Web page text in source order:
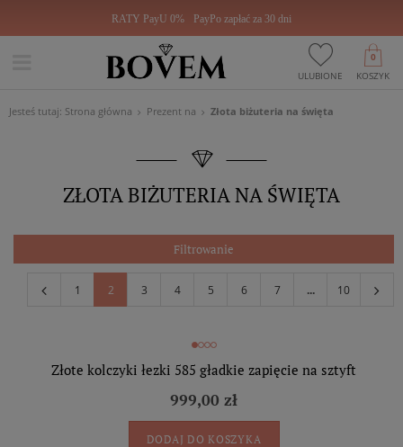
RATY PayU 0% PayPo zapłać za 30 dni
ULUBIONE KOSZYK
0
Jesteś tutaj: Strona główna Prezent na Złota biżuteria na święta
ZŁOTA BIŻUTERIA NA ŚWIĘTA
Filtrowanie
1 2 3 4 5 6 7 ... 10
Złote kolczyki łezki 585 gładkie zapięcie na sztyft
999,00 zł
DODAJ DO KOSZYKA